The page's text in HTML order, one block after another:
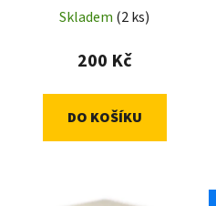
Skladem (2 ks)
200 Kč
DO KOŠÍKU